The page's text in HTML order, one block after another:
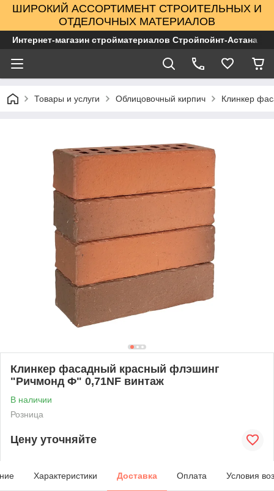
ШИРОКИЙ АССОРТИМЕНТ СТРОИТЕЛЬНЫХ И
ОТДЕЛОЧНЫХ МАТЕРИАЛОВ
Интернет-магазин стройматериалов Стройпойнт-Астана
Товары и услуги Облицовочный кирпич Клинкер
Клинкер фасадный красный флэшинг
"Ричмонд Ф" 0,71NF винтаж
В наличии
Розница
Цену уточняйте
Характеристики Доставка Оплата Условия